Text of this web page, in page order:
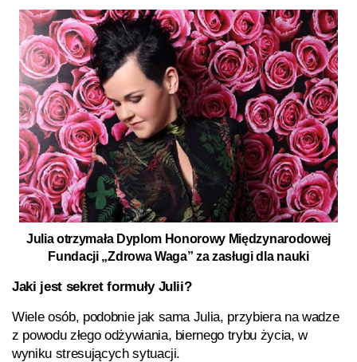
Julia otrzymała Dyplom Honorowy Międzynarodowej
Fundacji „Zdrowa Waga” za zasługi dla nauki
Jaki jest sekret formuły Julii?
Wiele osób, podobnie jak sama Julia, przybiera na wadze
z powodu złego odżywiania, biernego trybu życia, w
wyniku stresujących sytuacji.